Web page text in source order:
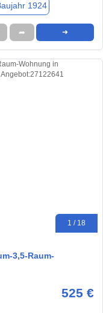
1924
➦ ➜
1 / 18
3,5-Raum-
525 €